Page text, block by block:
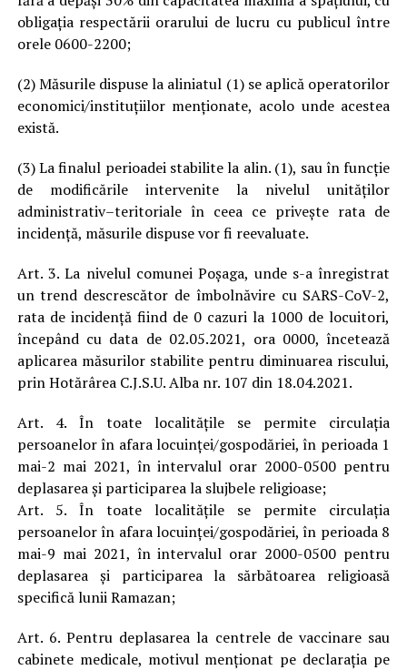
obligația respectării orarului de lucru cu publicul între
orele 0600-2200;
(2) Măsurile dispuse la aliniatul (1) se aplică operatorilor
economici/instituțiilor menționate, acolo unde acestea
există.
(3) La finalul perioadei stabilite la alin. (1), sau în funcție
de modificările intervenite la nivelul unităților
administrativ–teritoriale în ceea ce privește rata de
incidență, măsurile dispuse vor fi reevaluate.
Art. 3. La nivelul comunei Poşaga, unde s-a înregistrat
un trend descrescător de îmbolnăvire cu SARS-CoV-2,
rata de incidență fiind de 0 cazuri la 1000 de locuitori,
începând cu data de 02.05.2021, ora 0000, încetează
aplicarea măsurilor stabilite pentru diminuarea riscului,
prin Hotărârea C.J.S.U. Alba nr. 107 din 18.04.2021.
Art. 4. În toate localitățile se permite circulația
persoanelor în afara locuinței/gospodăriei, în perioada 1
mai-2 mai 2021, în intervalul orar 2000-0500 pentru
deplasarea și participarea la slujbele religioase;
Art. 5. În toate localitățile se permite circulația
persoanelor în afara locuinței/gospodăriei, în perioada 8
mai-9 mai 2021, în intervalul orar 2000-0500 pentru
deplasarea și participarea la sărbătoarea religioasă
specifică lunii Ramazan;
Art. 6. Pentru deplasarea la centrele de vaccinare sau
cabinete medicale, motivul menționat pe declarația pe